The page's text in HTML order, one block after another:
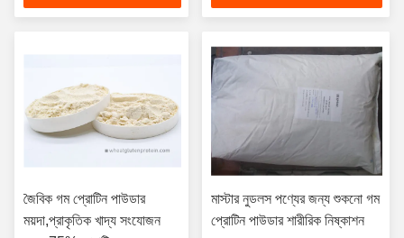
জৈবিক গম প্রোটিন পাউডার
ময়দা,প্রাকৃতিক খাদ্য সংযোজন
মাস্টার নুডলস পণ্যের জন্য শুকনো গম
প্রোটিন পাউডার শারীরিক নিষ্কাশন